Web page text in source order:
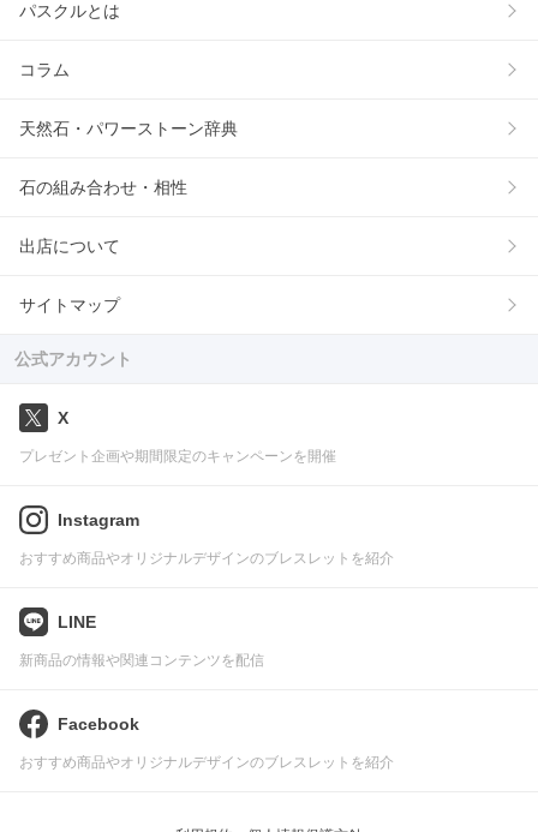
パスクルとは
コラム
天然石・パワーストーン辞典
石の組み合わせ・相性
出店について
サイトマップ
公式アカウント
X
プレゼント企画や期間限定のキャンペーンを開催
Instagram
おすすめ商品やオリジナルデザインのブレスレットを紹介
LINE
新商品の情報や関連コンテンツを配信
Facebook
おすすめ商品やオリジナルデザインのブレスレットを紹介